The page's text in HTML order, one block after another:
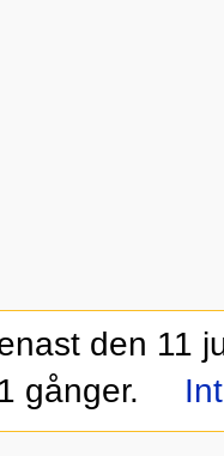
den 11
gånger.